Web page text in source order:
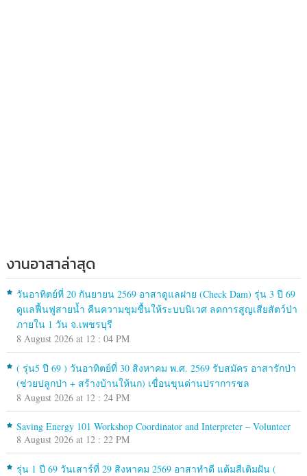
งานอาสาล่าสุด
วันอาทิตย์ที่ 20 กันยายน 2569 อาสาดูแลฝาย (Check Dam) รุ่น 3 ปี 69
ดูแลฟื้นฟูสายน้ำ คืนความชุมชื้นให้ระบบนิเวศ ลดการสูญเสียสัตว์ป่า
ภายใน 1 วัน จ.เพชรบุรี
8 August 2026 at 12 : 04 PM
( รุ่น5 ปี 69 ) วันอาทิตย์ที่ 30 สิงหาคม พ.ศ. 2569 รับสมัคร อาสารักป่า
(ช่วยปลูกป่า + สร้างบ้านให้นก) เขื่อนขุนด่านปราการชล
8 August 2026 at 12 : 24 PM
Saving Energy 101 Workshop Coordinator and Interpreter – Volunteer
8 August 2026 at 12 : 22 PM
รุ่น 1 ปี 69 วันเสาร์ที่ 29 สิงหาคม 2569 อาสาทำดี แต้มสีเติมฝัน (